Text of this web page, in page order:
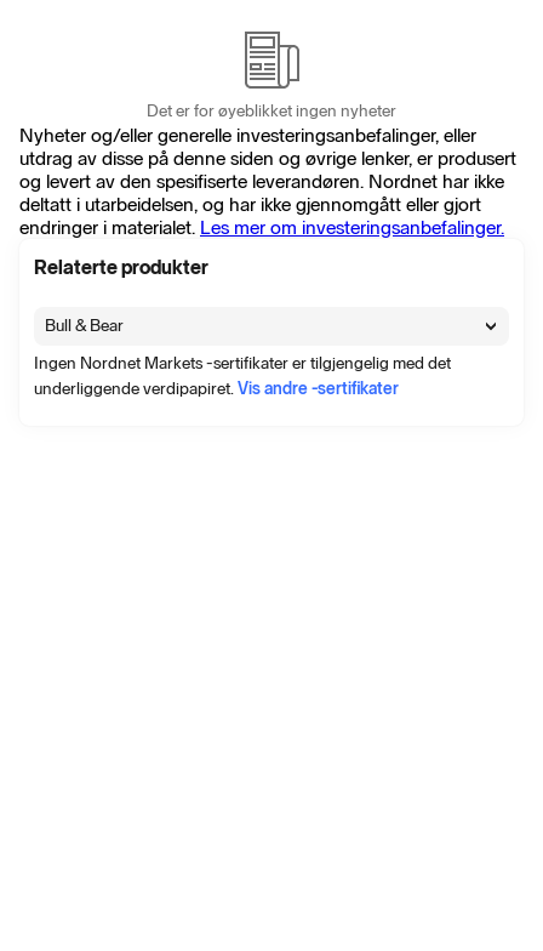
Det er for øyeblikket ingen nyheter
Nyheter og/eller generelle investeringsanbefalinger, eller
utdrag av disse på denne siden og øvrige lenker, er produsert
og levert av den spesifiserte leverandøren. Nordnet har ikke
deltatt i utarbeidelsen, og har ikke gjennomgått eller gjort
endringer i materialet. Les mer om investeringsanbefalinger.
Relaterte produkter
Bull & Bear
Ingen Nordnet Markets -sertifikater er tilgjengelig med det
underliggende verdipapiret.Vis andre -sertifikater